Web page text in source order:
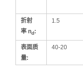
折射
率nd :
1.5
表面质
量:
40-20